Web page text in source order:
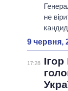
не
9 червня,
17:28